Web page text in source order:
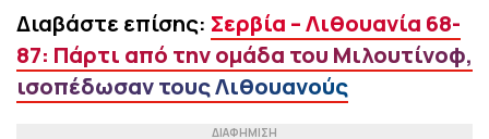
Διαβάστε επίσης: Σερβία – Λιθουανία 68-
87: Πάρτι από την ομάδα του Μιλουτίνοφ,
ισοπέδωσαν τους Λιθουανούς